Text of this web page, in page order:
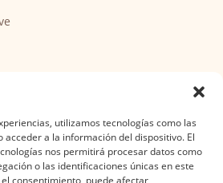
utilizamos tecnologías como las
a la información del dispositivo. El
nos permitirá procesar datos como
o las identificaciones únicas en este
consentimiento, puede afectar